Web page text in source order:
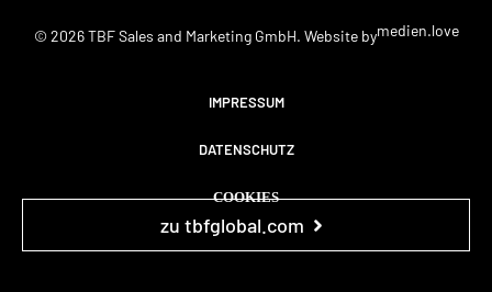
© 2026 TBF Sales and Marketing GmbH. Website bymedien.love
IMPRESSUM
DATENSCHUTZ
COOKIES
zu tbfglobal.com